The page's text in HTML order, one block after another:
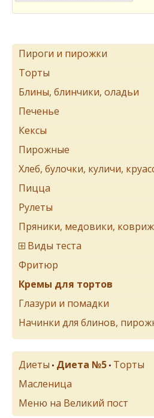
Пироги и пирожки
Торты
Блины, блинчики, оладьи
Печенье
Кексы
Пирожные
Хлеб, булочки, куличи,
Пицца
Рулеты
Пряники, медовики,
Виды теста
Фритюр
Кремы для тортов
Глазури и помадки
Начинки для блинов,
Диеты • Диета №5 • Торты
Масленица
Меню на Великий пост